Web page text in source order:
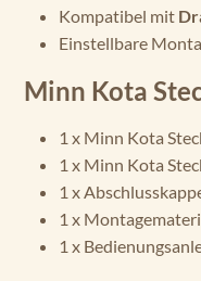
Kompatibel mit
Einstellbare
Minn Kota
1 x Minn Kota
1 x Minn Kota
1 x
1 x
1 x